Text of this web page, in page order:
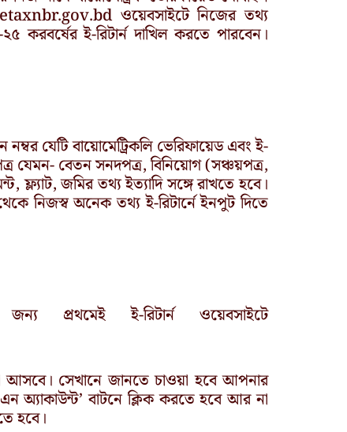
ওয়েবসাইটে নিজের তথ্য
করবর্ষের ই-রিটার্ন দাখিল করতে পারবেন।
যেটি বায়োমেট্রিকলি ভেরিফায়েড এবং ই-
যেমন- বেতন সনদপত্র, বিনিয়োগ (সঞ্চয়পত্র,
ফ্ল্যাট, জমির তথ্য ইত্যাদি সঙ্গে রাখতে হবে।
নিজস্ব অনেক তথ্য ই-রিটার্নে ইনপুট দিতে
প্রথমেই ই-রিটার্ন ওয়েবসাইটে
আসবে। সেখানে জানতে চাওয়া হবে আপনার
অ্যাকাউন্ট’ বাটনে ক্লিক করতে হবে আর না
হবে।